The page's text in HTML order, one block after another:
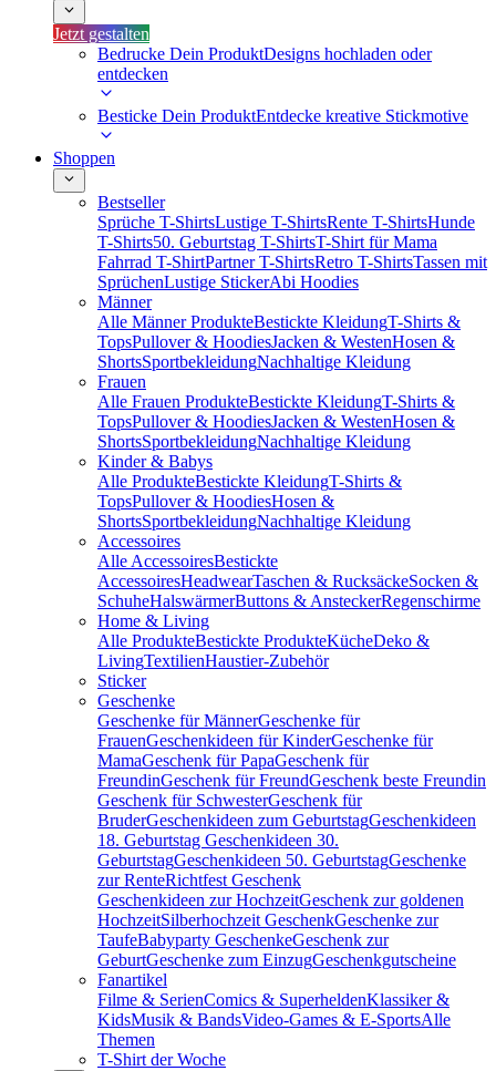
Jetzt gestalten
Bedrucke Dein ProduktDesigns hochladen oder
entdecken
Besticke Dein ProduktEntdecke kreative Stickmotive
Shoppen
Bestseller
Sprüche T-ShirtsLustige T-ShirtsRente T-ShirtsHunde
T-Shirts50. Geburtstag T-ShirtsT-Shirt für Mama
Fahrrad T-ShirtPartner T-ShirtsRetro T-ShirtsTassen mit
SprüchenLustige StickerAbi Hoodies
Männer
Alle Männer ProdukteBestickte KleidungT-Shirts &
TopsPullover & HoodiesJacken & WestenHosen &
ShortsSportbekleidungNachhaltige Kleidung
Frauen
Alle Frauen ProdukteBestickte KleidungT-Shirts &
TopsPullover & HoodiesJacken & WestenHosen &
ShortsSportbekleidungNachhaltige Kleidung
Kinder & Babys
Alle ProdukteBestickte KleidungT-Shirts &
TopsPullover & HoodiesHosen &
ShortsSportbekleidungNachhaltige Kleidung
Accessoires
Alle AccessoiresBestickte
AccessoiresHeadwearTaschen & RucksäckeSocken &
SchuheHalswärmerButtons & AnsteckerRegenschirme
Home & Living
Alle ProdukteBestickte ProdukteKücheDeko &
LivingTextilienHaustier-Zubehör
Sticker
Geschenke
Geschenke für MännerGeschenke für
FrauenGeschenkideen für KinderGeschenke für
MamaGeschenk für PapaGeschenk für
FreundinGeschenk für FreundGeschenk beste Freundin
Geschenk für SchwesterGeschenk für
BruderGeschenkideen zum GeburtstagGeschenkideen
18. Geburtstag Geschenkideen 30.
GeburtstagGeschenkideen 50. GeburtstagGeschenke
zur RenteRichtfest Geschenk
Geschenkideen zur HochzeitGeschenk zur goldenen
HochzeitSilberhochzeit GeschenkGeschenke zur
TaufeBabyparty GeschenkeGeschenk zur
GeburtGeschenke zum EinzugGeschenkgutscheine
Fanartikel
Filme & SerienComics & SuperheldenKlassiker &
KidsMusik & BandsVideo-Games & E-SportsAlle
Themen
T-Shirt der Woche